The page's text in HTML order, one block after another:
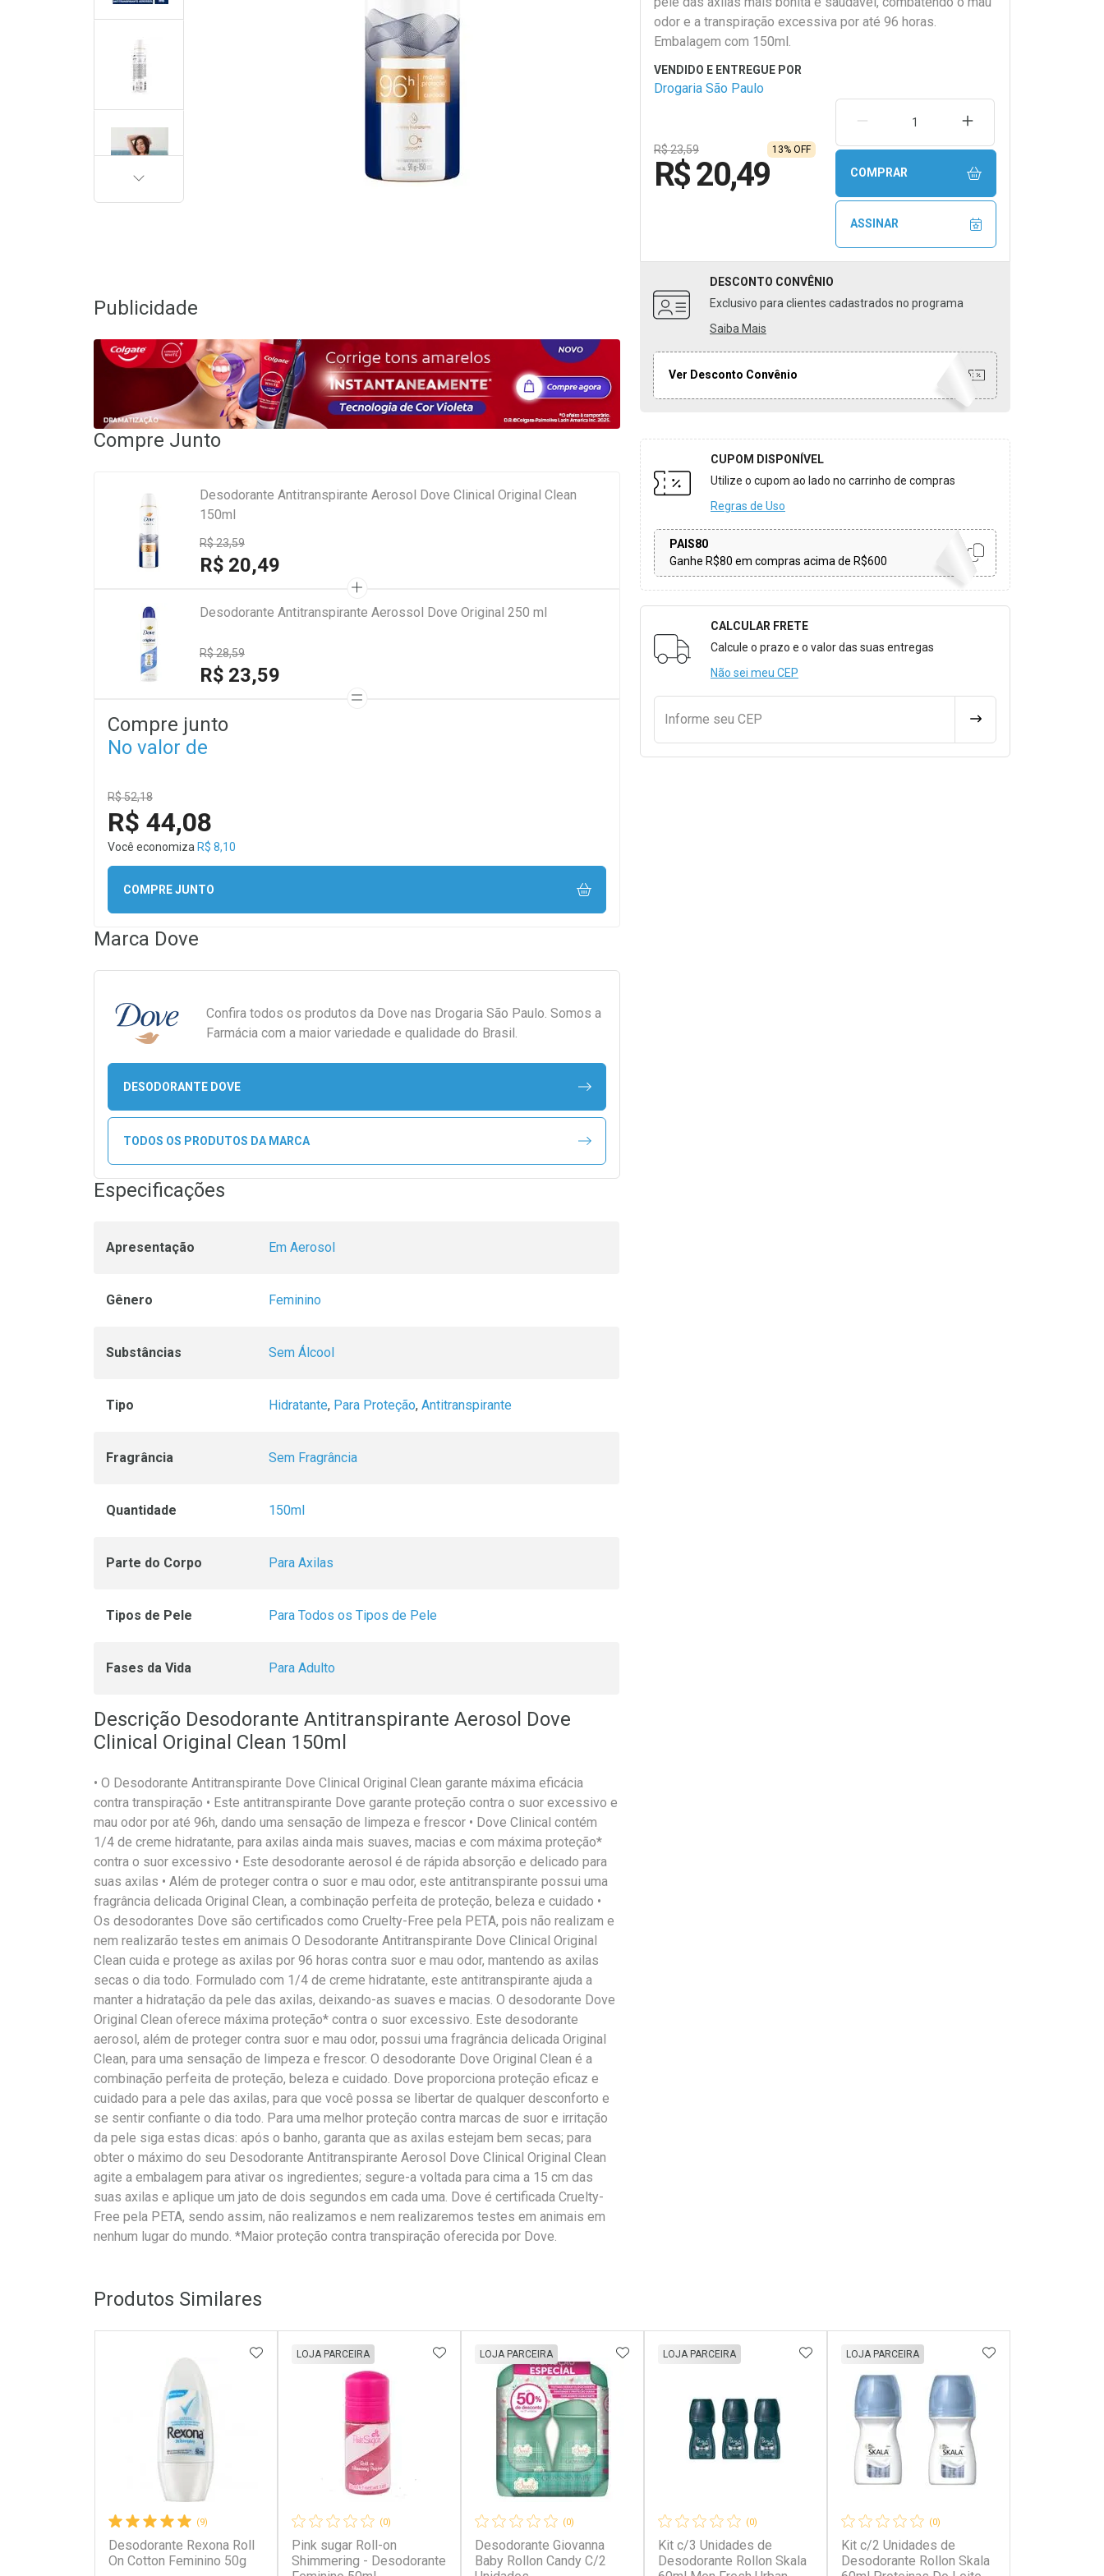
odor e a transpiração excessiva por até 96 horas.
Embalagem com 150ml.
Drogaria São Paulo
R$ 23,59 13% OFF
R$ 20,49
REMOVER UMA UNIDADEAUMENTAR UMA
COMPRAR
ASSINAR
DESCONTO CONVÊNIO
Exclusivo para clientes cadastrados no programa
Saiba Mais
Ver Desconto Convênio
CUPOM DISPONÍVEL
Utilize o cupom ao lado no carrinho de compras
Regras de Uso
PAIS80
Ganhe R$80 em compras acima de R$600
Formulário para Calcular o Frete
CALCULAR FRETE
Calcule o prazo e o valor das suas entregas
Não sei meu CEP
Informe seu CEP CALCULAR FRETE
PRÓXIMA
Publicidade
Compre Junto
Desodorante Antitranspirante Aerosol Dove Clinical Original Clean
150ml
R$ 23,59
R$ 20,49
Desodorante Antitranspirante Aerossol Dove Original 250 ml
R$ 28,59
R$ 23,59
Compre junto
No valor de
R$ 52,18
R$ 44,08
Você economiza R$ 8,10
COMPRE JUNTO
Marca Dove
Confira todos os produtos da Dove nas Drogaria São Paulo. Somos a
Farmácia com a maior variedade e qualidade do Brasil.
DESODORANTE DOVE
TODOS OS PRODUTOS DA MARCA
Especificações
Apresentação Em Aerosol
Gênero Feminino
Substâncias Sem Álcool
Tipo Hidratante, Para Proteção, Antitranspirante
Fragrância Sem Fragrância
Quantidade 150ml
Parte do Corpo Para Axilas
Tipos de Pele Para Todos os Tipos de Pele
Fases da Vida Para Adulto
Descrição Desodorante Antitranspirante Aerosol Dove
Clinical Original Clean 150ml
• O Desodorante Antitranspirante Dove Clinical Original Clean garante máxima eficácia
contra transpiração • Este antitranspirante Dove garante proteção contra o suor excessivo e
mau odor por até 96h, dando uma sensação de limpeza e frescor • Dove Clinical contém
1/4 de creme hidratante, para axilas ainda mais suaves, macias e com máxima proteção*
contra o suor excessivo • Este desodorante aerosol é de rápida absorção e delicado para
suas axilas • Além de proteger contra o suor e mau odor, este antitranspirante possui uma
fragrância delicada Original Clean, a combinação perfeita de proteção, beleza e cuidado •
Os desodorantes Dove são certificados como Cruelty-Free pela PETA, pois não realizam e
nem realizarão testes em animais O Desodorante Antitranspirante Dove Clinical Original
Clean cuida e protege as axilas por 96 horas contra suor e mau odor, mantendo as axilas
secas o dia todo. Formulado com 1/4 de creme hidratante, este antitranspirante ajuda a
manter a hidratação da pele das axilas, deixando-as suaves e macias. O desodorante Dove
Original Clean oferece máxima proteção* contra o suor excessivo. Este desodorante
aerosol, além de proteger contra suor e mau odor, possui uma fragrância delicada Original
Clean, para uma sensação de limpeza e frescor. O desodorante Dove Original Clean é a
combinação perfeita de proteção, beleza e cuidado. Dove proporciona proteção eficaz e
cuidado para a pele das axilas, para que você possa se libertar de qualquer desconforto e
se sentir confiante o dia todo. Para uma melhor proteção contra marcas de suor e irritação
da pele siga estas dicas: após o banho, garanta que as axilas estejam bem secas; para
obter o máximo do seu Desodorante Antitranspirante Aerosol Dove Clinical Original Clean
agite a embalagem para ativar os ingredientes; segure-a voltada para cima a 15 cm das
suas axilas e aplique um jato de dois segundos em cada uma. Dove é certificada Cruelty-
Free pela PETA, sendo assim, não realizamos e nem realizaremos testes em animais em
nenhum lugar do mundo. *Maior proteção contra transpiração oferecida por Dove.
Produtos Similares
(9)
Desodorante Rexona Roll
On Cotton Feminino 50g
ADICIONAR AOS FAVORITOS
(0)
Pink sugar Roll-on
Shimmering - Desodorante
LOJA PARCEIRA ADICIONAR AOS FAVORITOS
(0)
Desodorante Giovanna
Baby Rollon Candy C/2
LOJA PARCEIRA ADICIONAR AOS FAVORITOS
(0)
Kit c/3 Unidades de
Desodorante Rollon Skala
LOJA PARCEIRA ADICIONAR AOS FAVORITOS
(0)
Kit c/2 Unidades de
Desodorante Rollon Skala
LOJA PARCEIRA ADICIONAR AOS